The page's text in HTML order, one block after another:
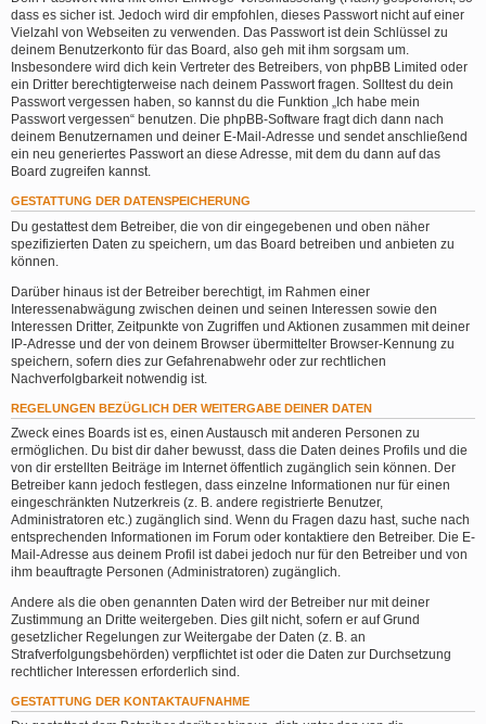
dass es sicher ist. Jedoch wird dir empfohlen, dieses Passwort nicht auf einer
Vielzahl von Webseiten zu verwenden. Das Passwort ist dein Schlüssel zu
deinem Benutzerkonto für das Board, also geh mit ihm sorgsam um.
Insbesondere wird dich kein Vertreter des Betreibers, von phpBB Limited oder
ein Dritter berechtigterweise nach deinem Passwort fragen. Solltest du dein
Passwort vergessen haben, so kannst du die Funktion „Ich habe mein
Passwort vergessen“ benutzen. Die phpBB-Software fragt dich dann nach
deinem Benutzernamen und deiner E-Mail-Adresse und sendet anschließend
ein neu generiertes Passwort an diese Adresse, mit dem du dann auf das
Board zugreifen kannst.
GESTATTUNG DER DATENSPEICHERUNG
Du gestattest dem Betreiber, die von dir eingegebenen und oben näher
spezifizierten Daten zu speichern, um das Board betreiben und anbieten zu
können.
Darüber hinaus ist der Betreiber berechtigt, im Rahmen einer
Interessenabwägung zwischen deinen und seinen Interessen sowie den
Interessen Dritter, Zeitpunkte von Zugriffen und Aktionen zusammen mit deiner
IP-Adresse und der von deinem Browser übermittelter Browser-Kennung zu
speichern, sofern dies zur Gefahrenabwehr oder zur rechtlichen
Nachverfolgbarkeit notwendig ist.
REGELUNGEN BEZÜGLICH DER WEITERGABE DEINER DATEN
Zweck eines Boards ist es, einen Austausch mit anderen Personen zu
ermöglichen. Du bist dir daher bewusst, dass die Daten deines Profils und die
von dir erstellten Beiträge im Internet öffentlich zugänglich sein können. Der
Betreiber kann jedoch festlegen, dass einzelne Informationen nur für einen
eingeschränkten Nutzerkreis (z. B. andere registrierte Benutzer,
Administratoren etc.) zugänglich sind. Wenn du Fragen dazu hast, suche nach
entsprechenden Informationen im Forum oder kontaktiere den Betreiber. Die E-
Mail-Adresse aus deinem Profil ist dabei jedoch nur für den Betreiber und von
ihm beauftragte Personen (Administratoren) zugänglich.
Andere als die oben genannten Daten wird der Betreiber nur mit deiner
Zustimmung an Dritte weitergeben. Dies gilt nicht, sofern er auf Grund
gesetzlicher Regelungen zur Weitergabe der Daten (z. B. an
Strafverfolgungsbehörden) verpflichtet ist oder die Daten zur Durchsetzung
rechtlicher Interessen erforderlich sind.
GESTATTUNG DER KONTAKTAUFNAHME